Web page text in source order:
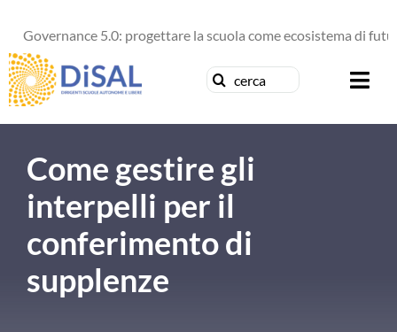
contenuto
5.0: progettare la scuola come ecosistema di futuro
Cerca
News
Formazione
Concorsi
Come gestire gli
interpelli per il
conferimento di
supplenze